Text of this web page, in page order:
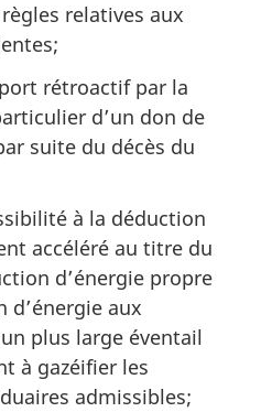
relatives aux
rétroactif par la
d’un don de
suite du décès du
à la déduction
accéléré au titre du
d’énergie propre
d’énergie aux
plus large éventail
à gazéifier les
admissibles;